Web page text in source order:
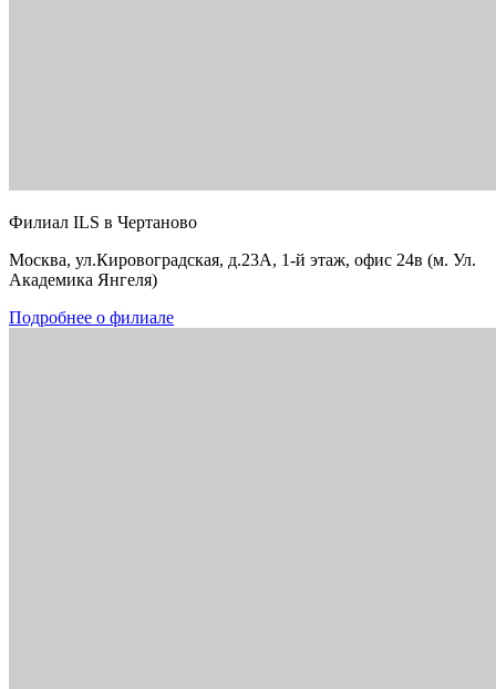
Филиал ILS в Чертаново
Москва, ул.Кировоградская, д.23А, 1-й этаж, офис 24в (м. Ул.
Академика Янгеля)
Подробнее о филиале